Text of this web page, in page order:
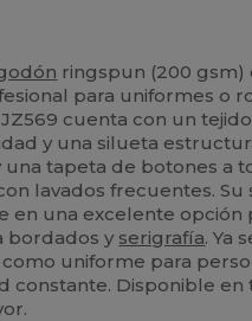
ringspun (200 gsm)
para uniformes o
cuenta con un
y una silueta
tapeta de botones a
lavados frecuentes. Su
en una excelente opción
bordados y serigrafía. Ya
uniforme para
constante. Disponible en